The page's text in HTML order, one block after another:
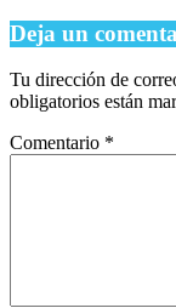
Deja un
Tu dirección de
obligatorios están
Comentario *